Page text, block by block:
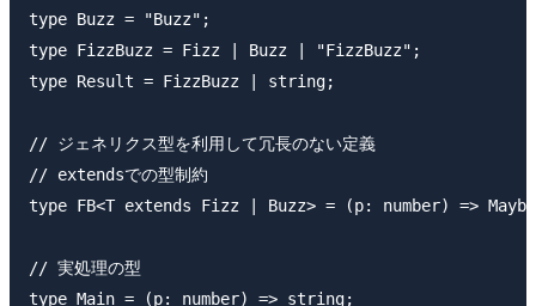
type Buzz = "Buzz";
type FizzBuzz = Fizz | Buzz | "FizzBuzz";
type Result = FizzBuzz | string;
// ジェネリクス型を利用して冗長のない定義
// extendsでの型制約
type FB<T extends Fizz | Buzz> = (p: number) =>
// 実処理の型
type Main = (p: number) => string;